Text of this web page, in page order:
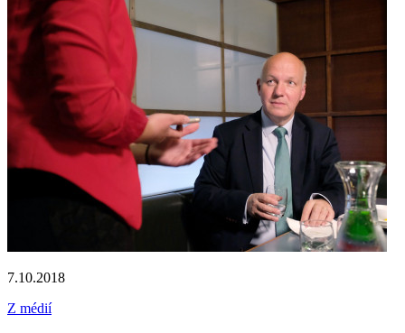
7.10.2018
Z médií